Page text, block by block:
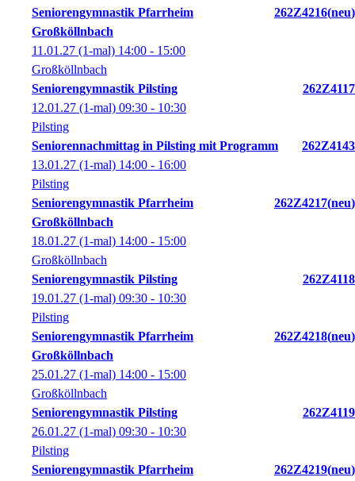
Seniorengymnastik Pfarrheim
Großköllnbach
262Z4216 neu
11.01.27 (1-mal) 14:00 - 15:00
Großköllnbach
Seniorengymnastik Pilsting
262Z4117
12.01.27 (1-mal) 09:30 - 10:30
Pilsting
Seniorennachmittag in Pilsting mit Programm
262Z4143
13.01.27 (1-mal) 14:00 - 16:00
Pilsting
Seniorengymnastik Pfarrheim
Großköllnbach
262Z4217 neu
18.01.27 (1-mal) 14:00 - 15:00
Großköllnbach
Seniorengymnastik Pilsting
262Z4118
19.01.27 (1-mal) 09:30 - 10:30
Pilsting
Seniorengymnastik Pfarrheim
Großköllnbach
262Z4218 neu
25.01.27 (1-mal) 14:00 - 15:00
Großköllnbach
Seniorengymnastik Pilsting
262Z4119
26.01.27 (1-mal) 09:30 - 10:30
Pilsting
Seniorengymnastik Pfarrheim
262Z4219 neu